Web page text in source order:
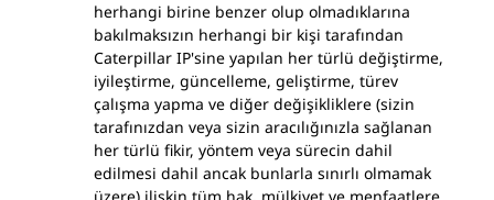
herhangi birine benzer olup olmadıklarına
bakılmaksızın herhangi bir kişi tarafından
Caterpillar IP'sine yapılan her türlü değiştirme,
iyileştirme, güncelleme, geliştirme, türev
çalışma yapma ve diğer değişikliklere (sizin
tarafınızdan veya sizin aracılığınızla sağlanan
her türlü fikir, yöntem veya sürecin dahil
edilmesi dahil ancak bunlarla sınırlı olmamak